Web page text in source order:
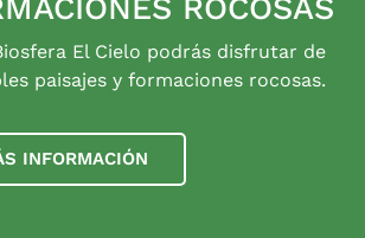
ROCOSAS
El Cielo podrás disfrutar de
paisajes y formaciones rocosas.
INFORMACIÓN